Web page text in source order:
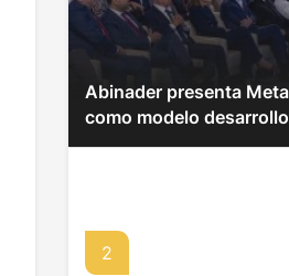
Abinader presenta
como modelo desarrollo
2